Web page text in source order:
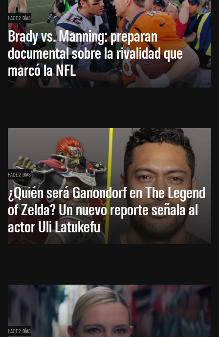
HACE 2 DÍAS
Brady vs. Manning: preparan
documental sobre la rivalidad que
marcó la NFL
HACE 2 DÍAS
¿Quién será Ganondorf en The Legend
of Zelda? Un nuevo reporte señala al
actor Uli Latukefu
HACE 2 DÍAS